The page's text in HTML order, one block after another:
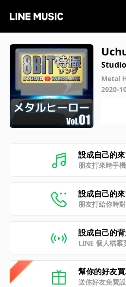
er
Metal
2020-
設成自己的
朋友打來時手
設成自己的
朋友打給你時
設成自己的
LINE 個人檔案
幫你的好友
送你好友免費